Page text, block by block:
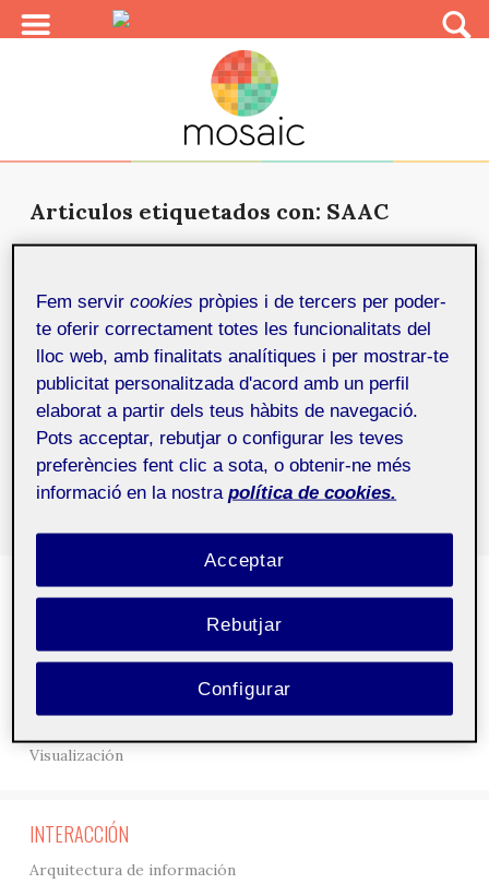
Articulos etiquetados con: SAAC
comunicación
1 de febrer de 2018
Proyecto basado en el diseño de una aplicación para
dispositivo móvil que ayude a las personas con
dificultade...
DISEÑO
Creación
Visualización
INTERACCIÓN
Arquitectura de información
Fem servircookies pròpies i de tercers per poder-
te oferir correctament totes les funcionalitats del
lloc web, amb finalitats analítiques i per mostrar-te
publicitat personalitzada d'acord amb un perfil
elaborat a partir dels teus hàbits de navegació.
Pots acceptar, rebutjar o configurar les teves
preferències fent clic a sota, o obtenir-ne més
informació en la nostra política de cookies.
Rebutjar
Acceptar
Configurar